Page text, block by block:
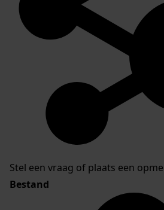
Stel een vraag of plaats een
Bestand